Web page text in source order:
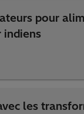
pour
indiens
les